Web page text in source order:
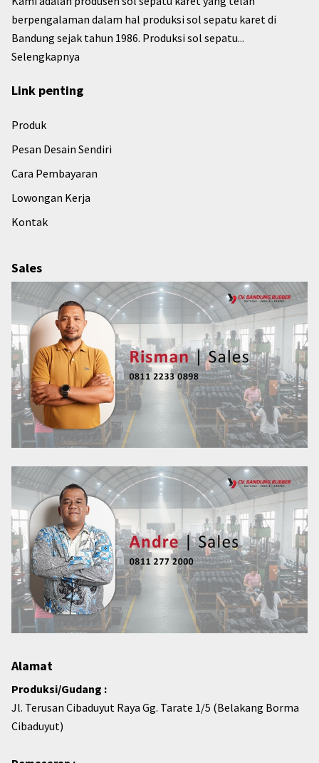
berpengalaman dalam hal produksi sol sepatu karet di
Bandung sejak tahun 1986. Produksi sol sepatu...
Selengkapnya
Link penting
Produk
Pesan Desain Sendiri
Cara Pembayaran
Lowongan Kerja
Kontak
Sales
Alamat
Produksi/Gudang :
Jl. Terusan Cibaduyut Raya Gg. Tarate 1/5 (Belakang Borma
Cibaduyut)